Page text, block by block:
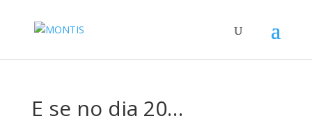
E se no dia 20…